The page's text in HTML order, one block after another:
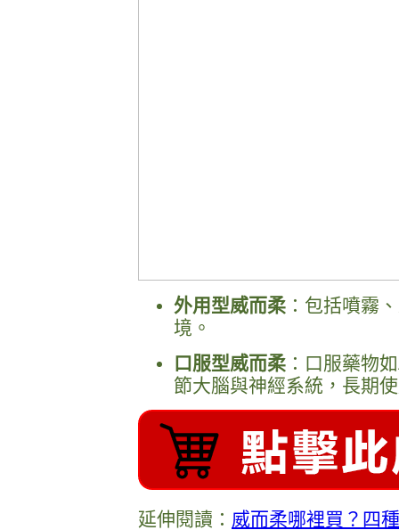
外用型威而柔 ：包括噴霧
境。
口服型威而柔 ：口服藥物
節大腦與神經系統，長期
延伸閱讀： 威而柔哪裡買？四